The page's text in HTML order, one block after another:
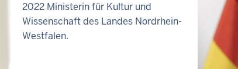
2022 Ministerin für Kultur und
Wissenschaft des Landes Nordrhein-
Westfalen.